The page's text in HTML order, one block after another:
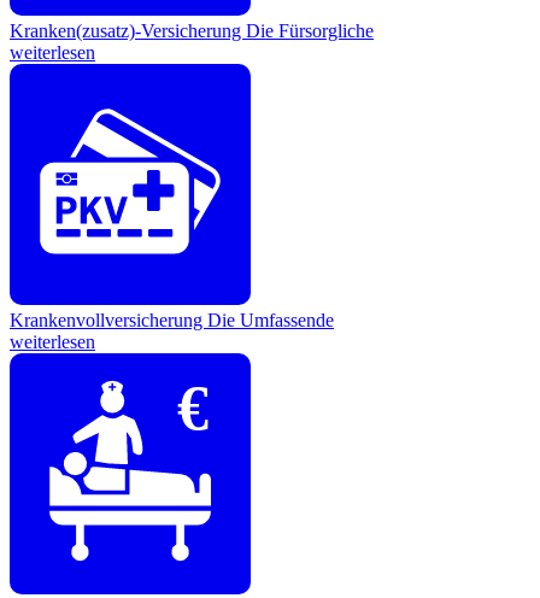
Kranken(zusatz)-Versicherung Die Fürsorgliche
weiterlesen
Krankenvollversicherung Die Umfassende
weiterlesen
€